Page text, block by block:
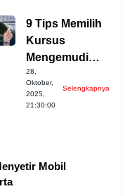
9 Tips Memilih
Kursus
Mengemudi
Mobil Terbaik di
Cilegon
28,
Oktober,
2025,
21:30:00
Selengkapnya
Mobil